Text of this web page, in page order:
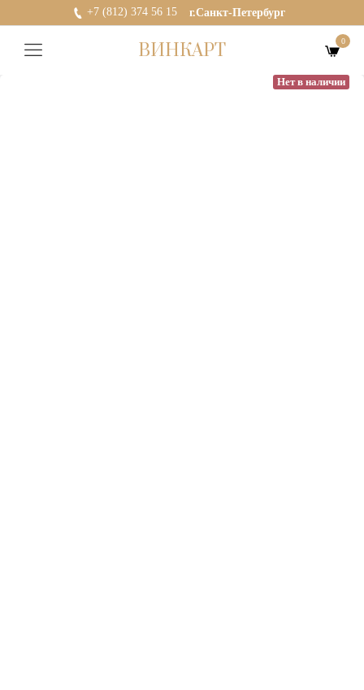
+7 (812) 374 56 15 г.Санкт-Петербург
ВИНКАРТ 0
Нет в наличии